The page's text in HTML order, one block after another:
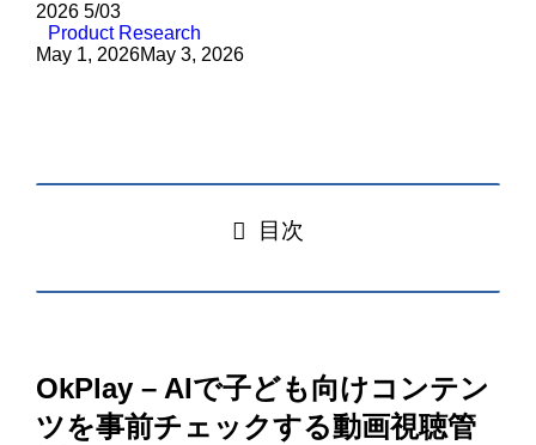
2026 5/03
Product Research
May 1, 2026May 3, 2026
目次
OkPlay – AIで子ども向けコンテン
ツを事前チェックする動画視聴管